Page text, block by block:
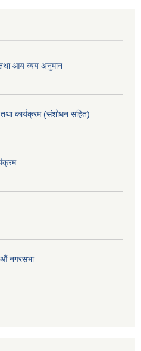
आय व्यय अनुमान
कार्यक्रम (संशोधन सहित)
नगरसभा